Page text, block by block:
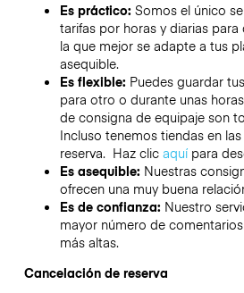
Es práctico: Somos el único
tarifas por horas y diarias
la que mejor se adapte a tus
asequible.
Es flexible: Puedes guardar
para otro o durante unas
de consigna de equipaje son
Incluso tenemos tiendas en
reserva. Haz clic aquípara
Es asequible: Nuestras
ofrecen una muy buena
Es de confianza: Nuestro
mayor número de
más altas.
Cancelación de reserva